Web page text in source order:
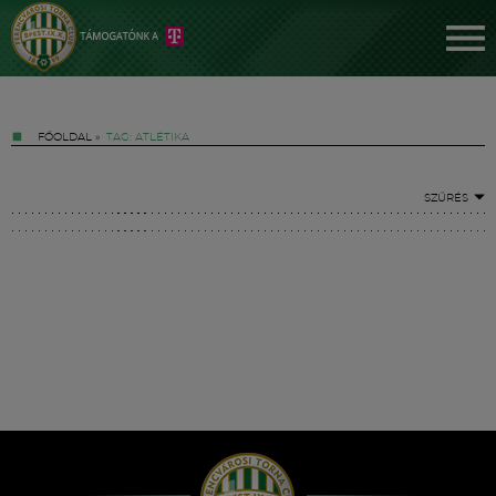
FŐOLDAL » TAG: ATLÉTIKA
SZŰRÉS
Hírek